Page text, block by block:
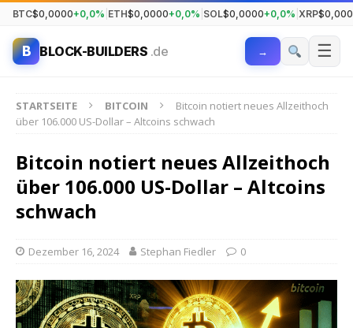
BTC$0,0000+0,0% ETH$0,0000+0,0% SOL$0,0000+0,0% XRP
B BLOCK-BUILDERS .de → ☰
STARTSEITE BITCOIN
Bitcoin notiert neues Allzeithoch
über 106.000 US-Dollar – Altcoins schwach
Bitcoin notiert neues Allzeithoch
über 106.000 US-Dollar – Altcoins
schwach
Dezember 16, 2024 Stephan Fiedler 0